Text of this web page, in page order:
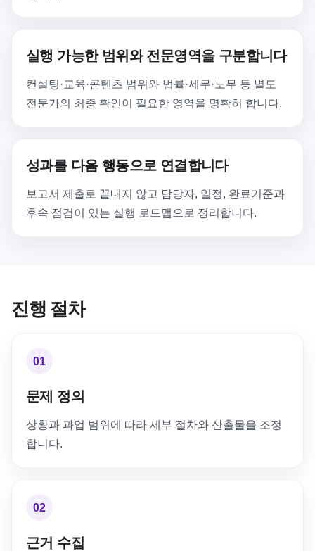
실행 가능한 범위와 전문영역을 구분합니다
컨설팅·교육·콘텐츠 범위와 법률·세무·노무 등 별도
전문가의 최종 확인이 필요한 영역을 명확히 합니다.
성과를 다음 행동으로 연결합니다
보고서 제출로 끝내지 않고 담당자, 일정, 완료기준과
후속 점검이 있는 실행 로드맵으로 정리합니다.
진행 절차
01
문제 정의
상황과 과업 범위에 따라 세부 절차와 산출물을 조정
합니다.
02
근거 수집